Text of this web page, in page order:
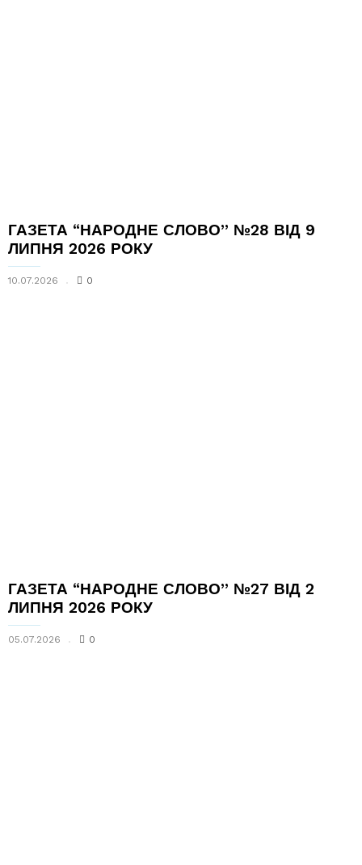
ГАЗЕТА “НАРОДНЕ СЛОВО” №28 ВІД 9
ЛИПНЯ 2026 РОКУ
10.07.2026 0
ГАЗЕТА “НАРОДНЕ СЛОВО” №27 ВІД 2
ЛИПНЯ 2026 РОКУ
05.07.2026 0